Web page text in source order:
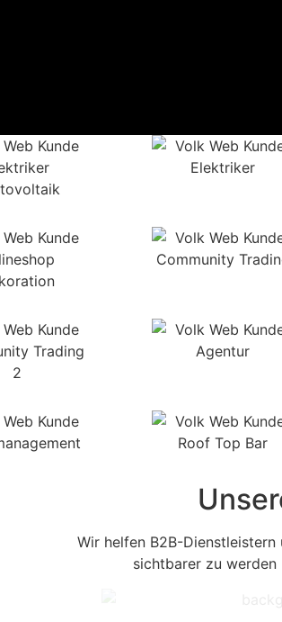
Wir helfen B2B-Dienstleistern
sichtbarer zu werden